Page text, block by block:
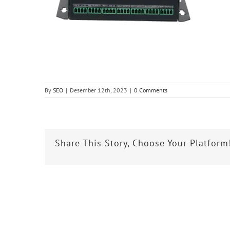
By SEO | Desember 12th, 2023 | 0 Comments
Share This Story, Choose Your Platform!